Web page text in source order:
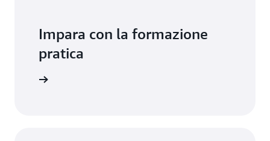
Impara con la formazione
pratica